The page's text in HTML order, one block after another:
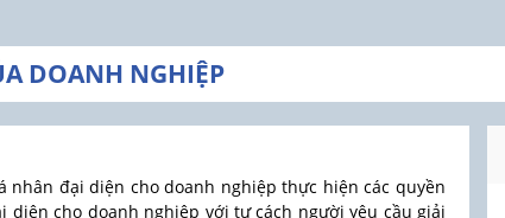
DOANH NGHIỆP
đại diện cho doanh nghiệp thực hiện các quyền
cho doanh nghiệp với tư cách người yêu cầu giải